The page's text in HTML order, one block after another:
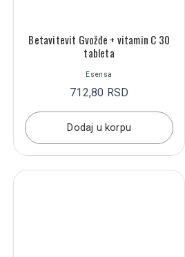
Esensa
Betavitevit Gvožđe + vitamin C 30
tableta
712,80 RSD
Dodaj u korpu